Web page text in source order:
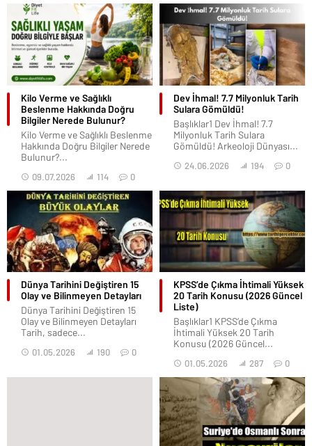
Kilo Verme ve Sağlıklı
Beslenme Hakkında Doğru
Bilgiler Nerede Bulunur?
Kilo Verme ve Sağlıklı Beslenme
Hakkında Doğru Bilgiler Nerede
Bulunur?...
09.07.2026 114 0
Dev İhmal! 7.7 Milyonluk Tarih
Sulara Gömüldü!
Başlıklar1 Dev İhmal! 7.7
Milyonluk Tarih Sulara
Gömüldü! Arkeoloji Dünyası...
24.06.2026 194 0
Dünya Tarihini Değiştiren 15
Olay ve Bilinmeyen Detayları
Dünya Tarihini Değiştiren 15
Olay ve Bilinmeyen Detayları
Tarih, sadece...
01.05.2026 190 0
KPSS’de Çıkma İhtimali Yüksek
20 Tarih Konusu (2026 Güncel
Liste)
Başlıklar1 KPSS’de Çıkma
İhtimali Yüksek 20 Tarih
Konusu (2026 Güncel...
01.05.2026 287 0